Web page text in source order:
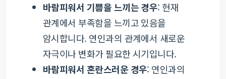
바람피워서 기쁨을 느끼는 경우: 현재
관계에서 부족함을 느끼고 있음을
암시합니다. 연인과의 관계에서 새로운
자극이나 변화가 필요한 시기입니다.
바람피워서 혼란스러운 경우: 연인과의